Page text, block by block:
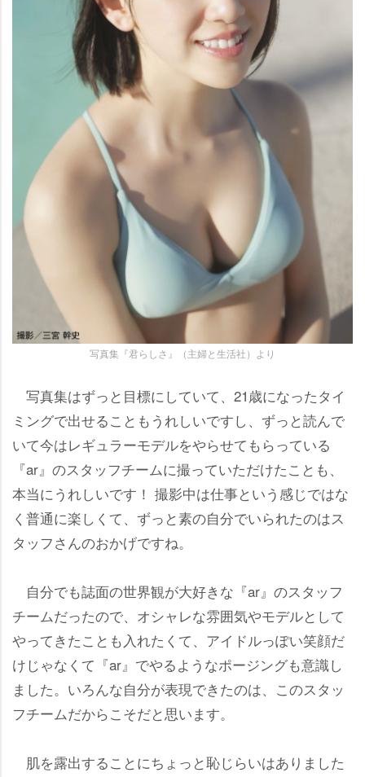
写真集『君らしさ』（主婦と生活社）より
写真集はずっと目標にしていて、21歳になったタイ
ミングで出せることもうれしいですし、ずっと読んで
いて今はレギュラーモデルをやらせてもらっている
『ar』のスタッフチームに撮っていただけたことも、
本当にうれしいです！ 撮影中は仕事という感じではな
く普通に楽しくて、ずっと素の自分でいられたのはス
タッフさんのおかげですね。
自分でも誌面の世界観が大好きな『ar』のスタッフ
チームだったので、オシャレな雰囲気やモデルとして
ってきたことも入れたくて、アイドルっぽい笑顔だ
けじゃなくて『ar』でやるようなポージングも意識し
ました。いろんな自分が表現できたのは、このスタッ
フチームだからこそだと思います。
肌を露出することにちょっと恥じらいはありました